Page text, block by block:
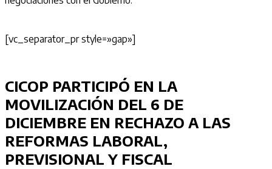
[vc_separator_pr style=»gap»]
CICOP PARTICIPÓ EN LA
MOVILIZACIÓN DEL 6 DE
DICIEMBRE EN RECHAZO A LAS
REFORMAS LABORAL,
PREVISIONAL Y FISCAL